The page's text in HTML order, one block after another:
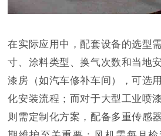
在实际应用中，配套设备的选型
寸、涂料类型、换气次数和当地
漆房（如汽车修补车间），可选
化安装流程；而对于大型工业喷
则需定制化方案，配备多重传感